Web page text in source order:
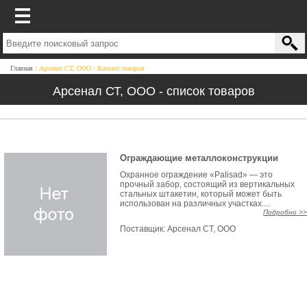
Главная Арсенал СТ, ООО Каталог товаров
Арсенал СТ, ООО - список товаров
Ограждающие металлоконструкции
Охранное ограждение «Palisad» — это
прочный забор, состоящий из вертикальных
стальных штакетин, который может быть
использован на различных участках....
Подробно >>
Поставщик: Арсенал СТ, ООО